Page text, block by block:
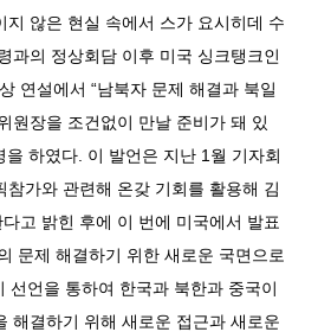
지 않은 현실 속에서 스가 요시히데 수
과의 정상회담 이후 미국 싱크탱크인
연설에서 “남북자 문제 해결과 북일
원장을 조건없이 만날 준비가 돼 있
을 하였다. 이 발언은 지난 1월 기자회
참가와 관련해 온갖 기회를 활용해 김
고 밝힌 후에 이 번에 미국에서 발표
문제 해결하기 위한 새로운 국면으로
선언을 통하여 한국과 북한과 중국이
해결하기 위해 새로운 접근과 새로운